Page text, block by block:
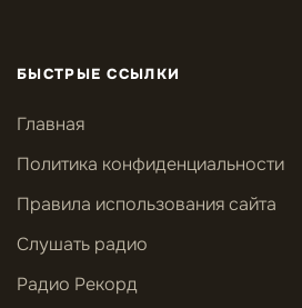
БЫСТРЫЕ ССЫЛКИ
Главная
Политика конфиденциальности
Правила использования сайта
Слушать радио
Радио Рекорд